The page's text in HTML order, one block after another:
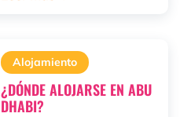
Alojamiento
¿DÓNDE ALOJARSE EN ABU
DHABI?